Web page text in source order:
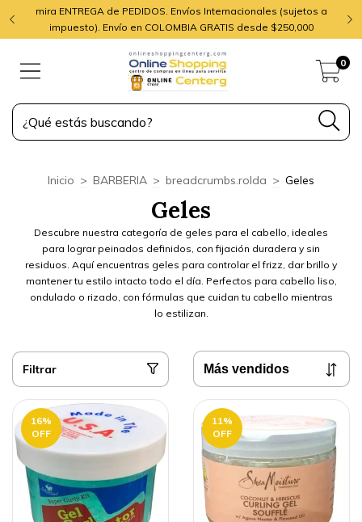
mira ENTREGA de PEDIDOS. Envíos Internacionales (sujetos a
impuesto). Envío en COLOMBIA GRATIS desde $250,000
0
Inicio > BARBERIA > breadcrumbs.rolda > Geles
Geles
Descubre nuestra categoría de geles para el cabello, ideales
para lograr peinados definidos, con fijación duradera y sin
residuos. Aquí encuentras geles para controlar el frizz, dar brillo y
mantener tu estilo intacto todo el día. Perfectos para cabello liso,
ondulado o rizado, con fórmulas que cuidan tu cabello mientras
lo estilizan.
Filtrar
16%
OFF
11%
OFF